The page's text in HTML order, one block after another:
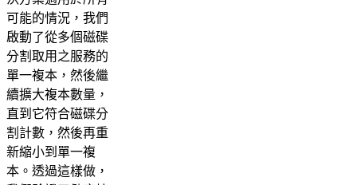
可能的情況，我們
啟動了從多個磁碟
分割取用之服務的
單一複本，然後繼
續擴大複本數量，
直到它符合磁碟分
割計數，然後再重
新縮小到單一複
本。透過這樣做，